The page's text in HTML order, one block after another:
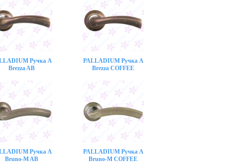
Ручка A
Brezza AB
PALLADIUM Ручка A
Brezza COFFEE
Ручка A
Bruno-M AB
PALLADIUM Ручка A
Bruno-M COFFEE